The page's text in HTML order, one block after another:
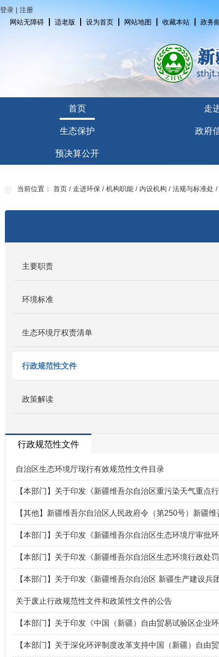
登录 | 注册
网站无障碍
适老版 设为首页 网站地图 收藏本站 政务
首页 走
生态保护 政府
预决算公开
当前位置： 首页 / 走进环保 / 机构职能 / 内设机构 / 法规与标准处 /
主要职责
环境标准
生态环境厅权责清单
行政规范性文件
政策解读
行政规范性文件
自治区生态环境厅现行有效规范性文件目录
【本部门】关于印发《新疆维吾尔自治区重污染天气重点
【其他】新疆维吾尔自治区人民政府令（第250号）新疆
【本部门】关于印发《新疆维吾尔自治区生态环境厅审
【本部门】关于印发《新疆维吾尔自治区生态环境行政处
【本部门】关于印发《新疆维吾尔自治区 新疆生产建设
关于废止行政规范性文件和政策性文件的公告
【本部门】关于印发《中国（新疆）自由贸易试验区企业
【本部门】关于深化环评制度改革支持中国（新疆）自由